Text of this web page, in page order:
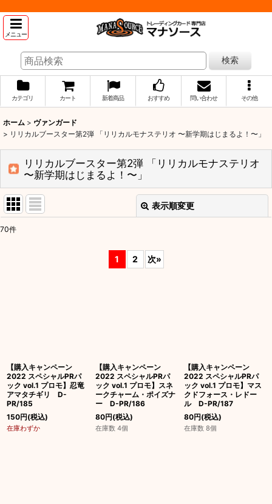
メニュー
検索
カテゴリ カート 新着商品 おすすめ 問い合わせ その他
ホーム > ヴァンガード
> リリカルブースター第2弾 「リリカルモナステリオ 〜新学期はじまるよ！〜」
リリカルブースター第2弾 「リリカルモナステリオ
〜新学期はじまるよ！〜」
表示順変更
70件
1 2 次»
【購入キャンペーン
2022 スペシャルPRパ
ック vol.1 プロモ】忍竜
アマタチギリ D-
PR/185
150円(税込)
在庫わずか
【購入キャンペーン
2022 スペシャルPRパ
ック vol.1 プロモ】スネ
ークチャーム・ポイズナ
ー D-PR/186
80円(税込)
在庫数 4個
【購入キャンペーン
2022 スペシャルPRパ
ック vol.1 プロモ】マス
クドフォース・レドー
ル D-PR/187
80円(税込)
在庫数 8個